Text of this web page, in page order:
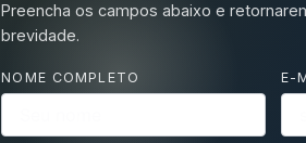
Preencha os campos abaixo e
brevidade.
NOME COMPLETO E-